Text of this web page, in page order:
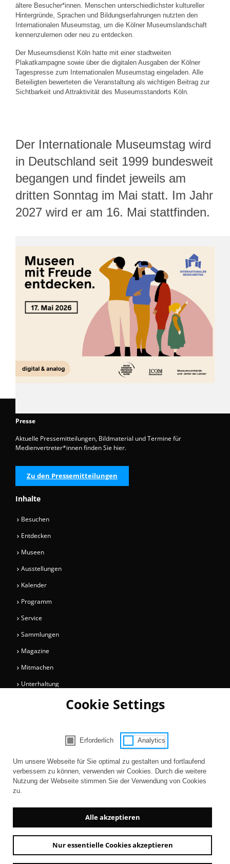
ältere Besucher*innen. Menschen unterschiedlichster kultureller
Hintergründe, Sprachen und Bildungserfahrungen nutzten den
Internationalen Museumstag, um die Kölner Museumslandschaft
kennenzulernen oder neu zu entdecken.
Der Museumsdienst Köln hatte mit einer stadtweiten
Plakatkampagne sowie über die digitalen Ausgaben der Kölner
Tagespresse zum Internationalen Museumstag eingeladen. Alle
Beteiligten bewerteten die Veranstaltung als wichtigen Beitrag zur
Sichtbarkeit und Attraktivität des Museumsstandorts Köln.
Der Internationale Museumstag wird
in Deutschland seit 1999 bundesweit
begangen und findet jeweils am
dritten Sonntag im Mai statt. Im Jahr
2027 wird er am 16. Mai stattfinden.
Presse
Aktuelle Pressemitteilungen, Bildmaterial und Termine für
Medienvertreter*innen finden Sie hier.
Zu den Pressemitteilungen
Inhalte
Besuchen
Entdecken
Museen
Ausstellungen
Kalender
Programm
Service
Sammlungen
Magazine
Mitmachen
Unterhaltung
rund um die Kölner Museen.
Zur Registrierung
Datenschutz
Cookie Settings
Consent Selection | Auswahl der
Erforderlich Analytics
Um unsere Webseite für Sie optimal zu gestalten und fortlaufend
verbessern zu können, verwenden wir Cookies. Durch die weitere
Nutzung der Webseite stimmen Sie der Verwendung von Cookies
zu.
Alle akzeptieren
Nur essentielle Cookies akzeptieren